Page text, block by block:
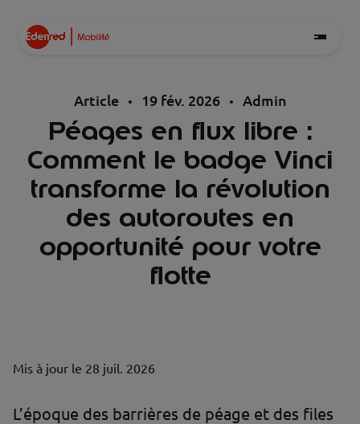
Article 19 fév. 2026 Admin
Péages en flux libre :
Comment le badge Vinci
transforme la révolution
des autoroutes en
opportunité pour votre
flotte
Mis à jour le 28 juil. 2026
L’époque des barrières de péage et des files